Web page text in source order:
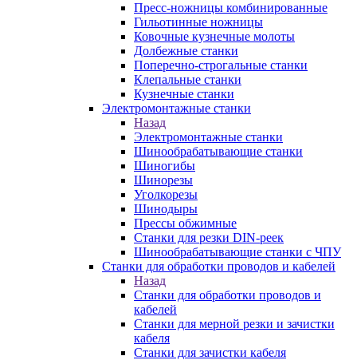
Пресс-ножницы комбинированные
Гильотинные ножницы
Ковочные кузнечные молоты
Долбежные станки
Поперечно-строгальные станки
Клепальные станки
Кузнечные станки
Электромонтажные станки
Назад
Электромонтажные станки
Шинообрабатывающие станки
Шиногибы
Шинорезы
Уголкорезы
Шинодыры
Прессы обжимные
Станки для резки DIN-реек
Шинообрабатывающие станки с ЧПУ
Станки для обработки проводов и кабелей
Назад
Станки для обработки проводов и
кабелей
Станки для мерной резки и зачистки
кабеля
Станки для зачистки кабеля